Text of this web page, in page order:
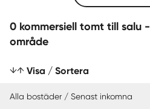
0 kommersiell tomt till salu - Norrliden, Kalmar —
område
Visa / Sortera
Alla bostäder / Senast inkomna